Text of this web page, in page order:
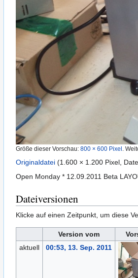
Größe dieser Vorschau: 800 × 600 Pixel
Originaldatei (1.600 × 1.200 Pixel,
Open Monday * 12.09.2011 Beta
Dateiversionen
Klicke auf einen Zeitpunkt, um diese
Version vom
aktuell
00:53, 13. Sep. 2011